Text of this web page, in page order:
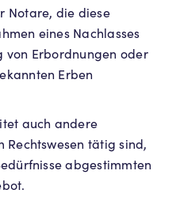
Notare, die diese
eines Nachlasses
von Erbordnungen oder
Erben
auch andere
tätig sind,
abgestimmten